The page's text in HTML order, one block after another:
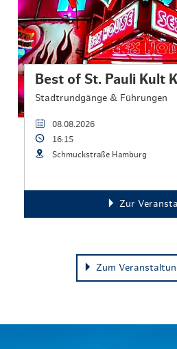
Best of St. Pauli Kult
Stadtrundgänge & Führungen
08.08.2026
16:15
Schmuckstraße Hamburg
Zur
Zum